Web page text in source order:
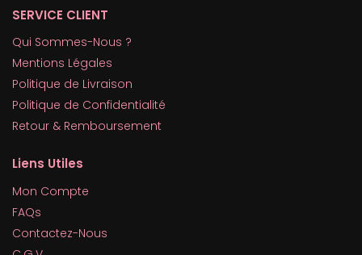
SERVICE CLIENT
Qui Sommes-Nous ?
Mentions Légales
Politique de Livraison
Politique de Confidentialité
Retour & Remboursement
Liens Utiles
Mon Compte
FAQs
Contactez-Nous